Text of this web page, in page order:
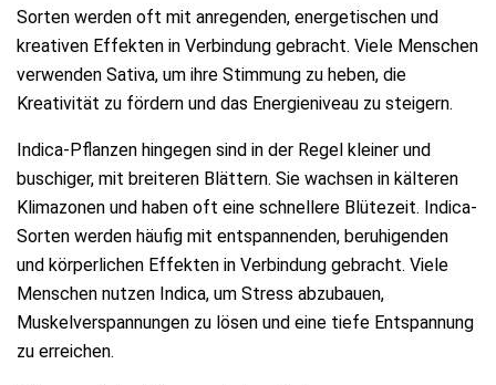
Sorten werden oft mit anregenden, energetischen und
kreativen Effekten in Verbindung gebracht. Viele Menschen
verwenden Sativa, um ihre Stimmung zu heben, die
Kreativität zu fördern und das Energieniveau zu steigern.
Indica-Pflanzen hingegen sind in der Regel kleiner und
buschiger, mit breiteren Blättern. Sie wachsen in kälteren
Klimazonen und haben oft eine schnellere Blütezeit. Indica-
Sorten werden häufig mit entspannenden, beruhigenden
und körperlichen Effekten in Verbindung gebracht. Viele
Menschen nutzen Indica, um Stress abzubauen,
Muskelverspannungen zu lösen und eine tiefe Entspannung
zu erreichen.